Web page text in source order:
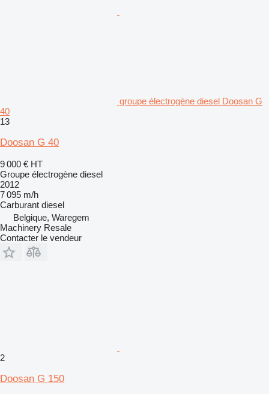
groupe électrogène diesel Doosan G
40
13
Doosan G 40
9 000 € HT
Groupe électrogène diesel
2012
7 095 m/h
Carburant diesel
Belgique, Waregem
Machinery Resale
Contacter le vendeur
2
Doosan G 150